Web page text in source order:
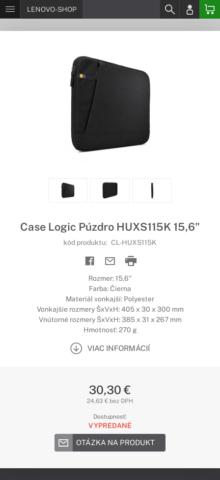
LENOVO-SHOP
Case Logic Púzdro HUXS115K 15,6"
kód produktu: CL-HUXS115K
Rozmer: 15,6"
Farba: Čierna
Materiál vonkajší: Polyester
Vonkajšie rozmery ŠxVxH: 405 x 30 x 300 mm
Vnútorné rozmery ŠxVxH: 385 x 31 x 267 mm
Hmotnosť: 270 g
VIAC INFORMÁCIÍ
30,30 €
24,63 € bez DPH
Dostupnosť:
VYPREDANÉ
OTÁZKA NA PRODUKT